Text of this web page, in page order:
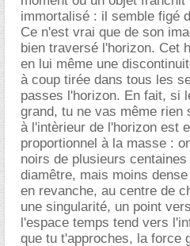
immortalisé : il semble figé
Ce n'est vrai que de son
bien traversé l'horizon. Cet
en lui même une
à coup tirée dans tous les
passes l'horizon. En fait, si
grand, tu ne vas même rien
à l'intèrieur de l'horizon est
proportionnel à la masse :
noirs de plusieurs
diamêtre, mais moins
en revanche, au centre de
une singularité, un point
l'espace temps tend vers
que tu t'approches, la force